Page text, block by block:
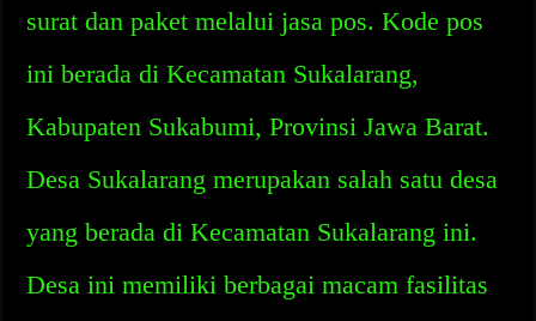
surat dan paket melalui jasa pos. Kode pos
ini berada di Kecamatan Sukalarang,
Kabupaten Sukabumi, Provinsi Jawa Barat.
Desa Sukalarang merupakan salah satu desa
yang berada di Kecamatan Sukalarang ini.
Desa ini memiliki berbagai macam fasilitas